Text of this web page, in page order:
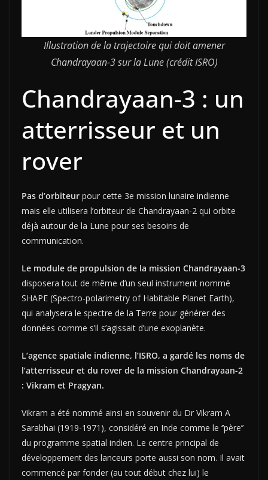
Illustration de la trajectoire qui doit amener
Chandrayaan-3 sur la Lune (crédit ISRO)
Chandrayaan-3 : un
atterrisseur et un
rover
Pas d’orbiteur pour cette 3e mission lunaire indienne
mais elle utilisera l’orbiteur de Chandrayaan-2 qui orbite
déjà autour de la Lune pour ses besoins de
communication.
Le module de propulsion de la mission Chandrayaan-3
disposera tout de même d’un seul instrument nommé
SHAPE (Spectro-polarimetry of Habitable Planet Earth),
qui analysera le spectre de la Terre pour générer des
données comme s’il s’agissait d’une exoplanète.
L’agence spatiale indienne, l’ISRO, a gardé les noms de
l’atterrisseur et du rover de la mission Chandrayaan-2
: Vikram et Pragyan.
Vikram a été nommé ainsi en souvenir du Dr Vikram A
Sarabhai (1919-1971), considéré en Inde comme le ‘’père’’
du programme spatial indien. Le centre principal de
développement des lanceurs porte aussi son nom. Il avait
commencé par fonder (au tout début chez lui) le